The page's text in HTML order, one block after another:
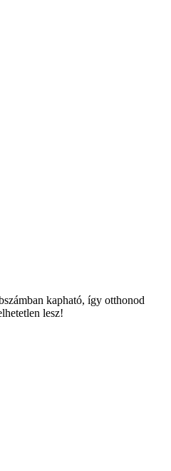
kapható, így otthonod
lesz!